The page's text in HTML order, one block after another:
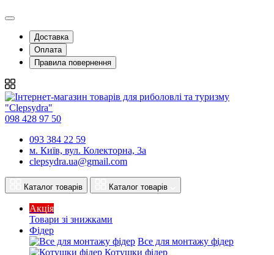
Доставка
Оплата
Правила повернення
098 428 97 50
093 384 22 59
м. Київ, вул. Колекторна, 3а
clepsydra.ua@gmail.com
Каталог товарів Каталог товарів
Акція
Товари зі знижками
Фідер
Все для монтажу фідер
Котушки фідер